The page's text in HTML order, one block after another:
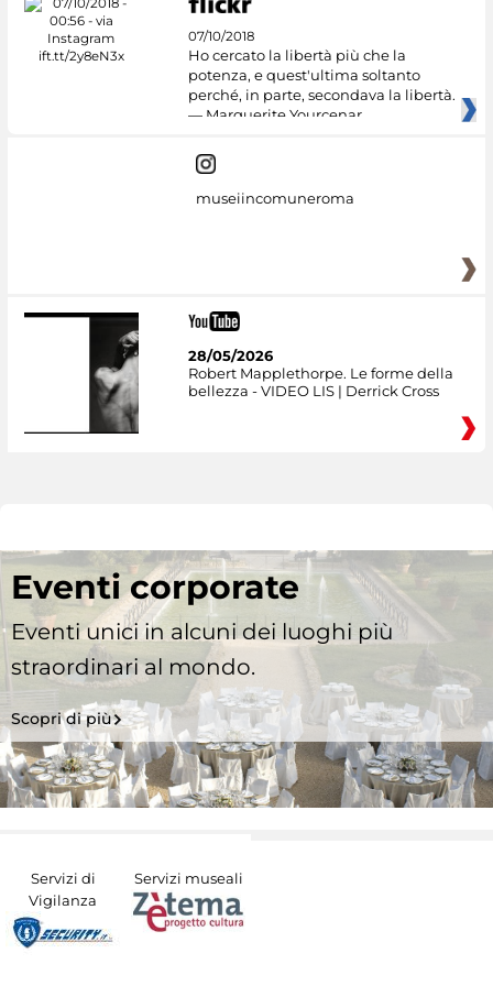
07/10/2018
Ho cercato la libertà più che la
potenza, e quest'ultima soltanto
perché, in parte, secondava la libertà.
— Marguerite Yourcenar
museiincomuneroma
28/05/2026
Robert Mapplethorpe. Le forme della
bellezza - VIDEO LIS | Derrick Cross
Eventi corporate
Eventi unici in alcuni dei luoghi più
straordinari al mondo.
Scopri di più
Servizi di
Vigilanza
Servizi museali